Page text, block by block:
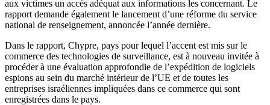
aux victimes un accès adéquat aux informations les concernant. Le
rapport demande également le lancement d’une réforme du service
national de renseignement, annoncée l’année dernière.
Dans le rapport, Chypre, pays pour lequel l’accent est mis sur le
commerce des technologies de surveillance, est à nouveau invitée à
procéder à une évaluation approfondie de l’expédition de logiciels
espions au sein du marché intérieur de l’UE et de toutes les
entreprises israéliennes impliquées dans ce commerce qui sont
enregistrées dans le pays.